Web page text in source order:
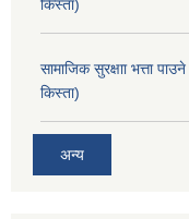
किस्ता)
सामाजिक सुरक्षाा भत्ता
किस्ता)
अन्य